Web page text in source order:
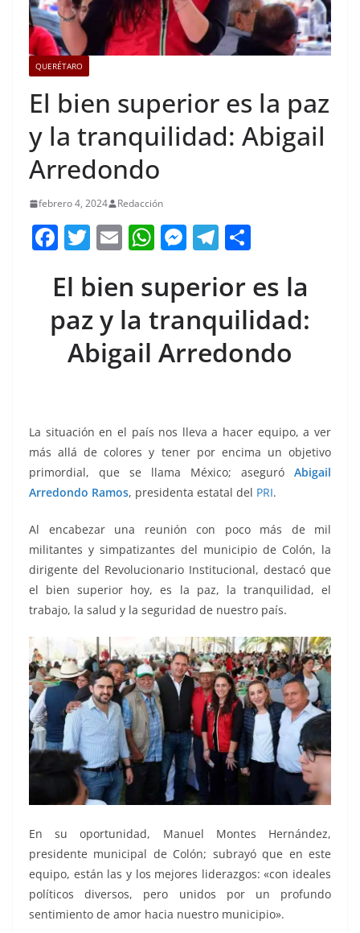
QUERÉTARO
El bien superior es la paz
y la tranquilidad: Abigail
Arredondo
febrero 4, 2024 Redacción
F
c
e
b
o
T
itt
er
E
ai
l
W
at
s
A
p
M
ss
e
n
g
T
e
gr
a
m
m
p
ar
tir
El bien superior es la
paz y la tranquilidad:
Abigail Arredondo
La situación en el país nos lleva a hacer equipo, a ver
más allá de colores y tener por encima un objetivo
primordial, que se llama México; aseguró Abigail
Arredondo Ramos, presidenta estatal del PRI.
Al encabezar una reunión con poco más de mil
militantes y simpatizantes del municipio de Colón, la
dirigente del Revolucionario Institucional, destacó que
el bien superior hoy, es la paz, la tranquilidad, el
trabajo, la salud y la seguridad de nuestro país.
En su oportunidad, Manuel Montes Hernández,
presidente municipal de Colón; subrayó que en este
equipo, están las y los mejores liderazgos: «con ideales
políticos diversos, pero unidos por un profundo
sentimiento de amor hacia nuestro municipio».